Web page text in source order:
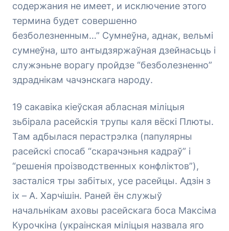
содержания не имеет, и исключение этого
термина будет совершенно
безболезненным…” Сумнеўна, аднак, вельмі
сумнеўна, што антыдзяржаўная дзейнасьць і
служэньне ворагу пройдзе “безболезненно”
здраднікам чачэнскага народу.
19 сакавіка кіеўская абласная міліцыя
зьбірала расейскія трупы каля вёскі Плюты.
Там адбылася перастрэлка (папулярны
расейскі спосаб “скарачэньня кадраў” і
“решенія проізводственных конфліктов”),
засталіся тры забітых, усе расейцы. Адзін з
іх – А. Харчішін. Раней ён служыў
начальнікам аховы расейскага боса Максіма
Курочкіна (украінская міліцыя назвала яго